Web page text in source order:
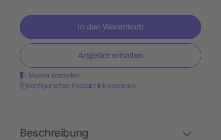
In den Warenkorb
Angebot erhalten
Muster bestellen
Konfigurierten Produktlink kopieren
Beschreibung